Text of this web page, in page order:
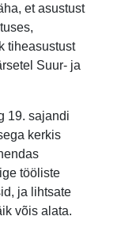
et asustust
tiheasustust
Suur- ja
19. sajandi
kerkis
tööliste
ja lihtsate
võis alata.